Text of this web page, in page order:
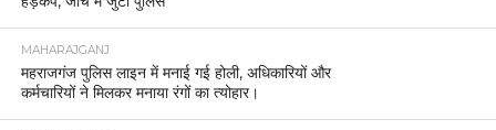
MAHARAJGANJ
महराजगंज पुलिस लाइन में मनाई गई होली, अधिकारियों और
कर्मचारियों ने मिलकर मनाया रंगों का त्योहार।